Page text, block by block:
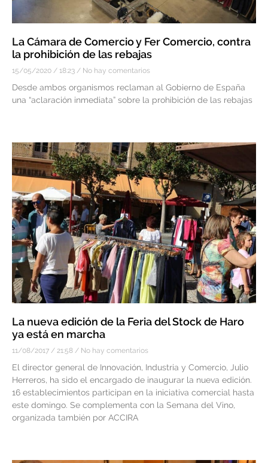
La Cámara de Comercio y Fer Comercio, contra
la prohibición de las rebajas
15/05/2020 18:23 No hay comentarios
Desde ambos organismos reclaman al Gobierno de España
una “aclaración inmediata” sobre la prohibición de las rebajas
La nueva edición de la Feria del Stock de Haro
ya está en marcha
11/08/2017 21:58 No hay comentarios
El director general de Innovación, Industria y Comercio, Julio
Herreros, ha sido el encargado de inaugurar la nueva edición.
16 establecimientos participan en la iniciativa comercial hasta
este domingo. Se complementa con la Semana del Vino,
organizada también por ACCIRA